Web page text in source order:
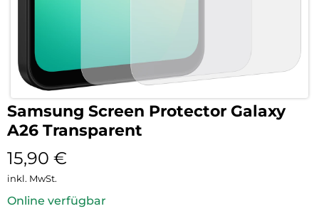
Samsung Screen Protector Galaxy
A26 Transparent
15,90 €
inkl. MwSt.
Online verfügbar